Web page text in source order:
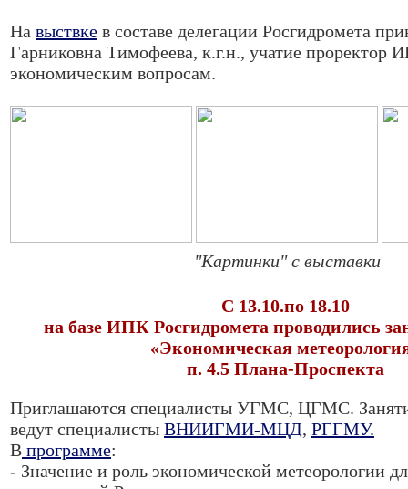
На выствке в составе делегации Росгидромета
Гарниковна Тимофеева, к.г.н., учатие проректор
экономическим вопросам.
"Картинки" с выставки
С 13.10.по 18.10
на базе ИПК Росгидромета проводились
«Экономическая
п. 4.5 Плана-Проспекта
Приглашаются специалисты УГМС, ЦГМС.
ведут специалисты ВНИИГМИ-МЦД, РГГМУ.
В программе:
- Значение и роль экономической метеорологии